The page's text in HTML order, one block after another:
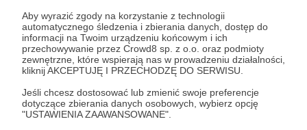
Aby wyrazić zgody na korzystanie z technologii
automatycznego śledzenia i zbierania danych, dostęp do
informacji na Twoim urządzeniu końcowym i ich
przechowywanie przez Crowd8 sp. z o.o. oraz podmioty
zewnętrzne, które wspierają nas w prowadzeniu działalności,
kliknij AKCEPTUJĘ I PRZECHODZĘ DO SERWISU.
Jeśli chcesz dostosować lub zmienić swoje preferencje
dotyczące zbierania danych osobowych, wybierz opcję
"USTAWIENIA ZAAWANSOWANE".
pomaga nam w badaniach, ale także wspiera
lokalną społeczność. Oprócz wyrazów
wdzięczności z poprzednich progów, otrzymasz
od nas przepis na jedną z ulubionych potraw
filipińskich naszego Fundatora Filipa 😊 a także
dwustronicowy słowniczek z języka cebuano na
polski.